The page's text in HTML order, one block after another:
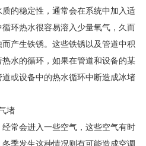
的稳定性，通常会在系统中加入适
环热水很容易溶入少量氧气，久而
产生铁锈。这些铁锈以及管道中积
水的循环，如果在管道和设备的某
或设备中的热水循环中断造成冰堵
堵
常会进入一些空气，这些空气有时
季发生这种情况则有可能造成空调